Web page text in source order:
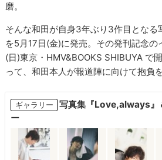
磨。
そんな和田が自身3年ぶり3作目となる
を5月17日(金)に発売。その発刊記念の
(日)東京・HMV&BOOKS SHIBUYA で
って、和田本人が報道陣に向けて抱負
ギャラリー
写真集『Love,always』
ー